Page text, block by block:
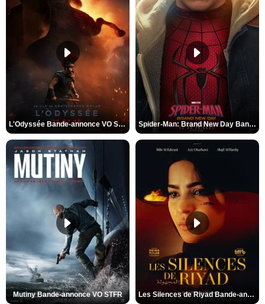
L'Odyssée Bande-annonce VO STFR Spider-Man: Brand New Day Bande-annonce VO STFR
Mutiny Bande-annonce VO STFR Les Silences de Riyad Bande-annonce VO STFR